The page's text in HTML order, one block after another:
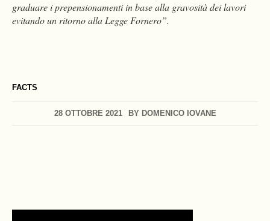
FACTS
28 OTTOBRE 2021 BY DOMENICO IOVANE
graduare i prepensionamenti in base alla gravosità dei lavori
evitando un ritorno alla Legge Fornero”.